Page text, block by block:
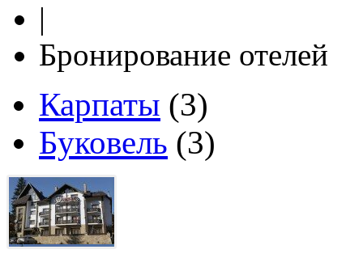
|
Бронирование отелей
Карпаты (3)
Буковель (3)